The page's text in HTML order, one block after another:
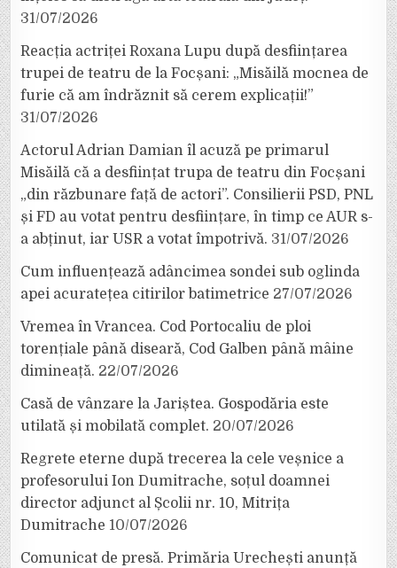
31/07/2026
Reacția actriței Roxana Lupu după desființarea
trupei de teatru de la Focșani: „Misăilă mocnea de
furie că am îndrăznit să cerem explicații!”
31/07/2026
Actorul Adrian Damian îl acuză pe primarul
Misăilă că a desființat trupa de teatru din Focșani
„din răzbunare față de actori”. Consilierii PSD, PNL
și FD au votat pentru desființare, în timp ce AUR s-
a abținut, iar USR a votat împotrivă. 31/07/2026
Cum influențează adâncimea sondei sub oglinda
apei acuratețea citirilor batimetrice 27/07/2026
Vremea în Vrancea. Cod Portocaliu de ploi
torențiale până diseară, Cod Galben până mâine
dimineață. 22/07/2026
Casă de vânzare la Jariștea. Gospodăria este
utilată și mobilată complet. 20/07/2026
Regrete eterne după trecerea la cele veșnice a
profesorului Ion Dumitrache, soțul doamnei
director adjunct al Școlii nr. 10, Mitrița
Dumitrache 10/07/2026
Comunicat de presă. Primăria Urechești anunță